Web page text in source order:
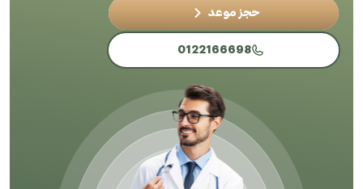
حجز موعد
0122166698